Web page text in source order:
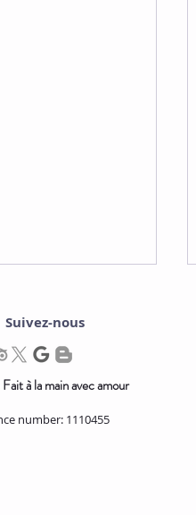
Suivez-nous
Fait à la main avec amour
number: 1110455